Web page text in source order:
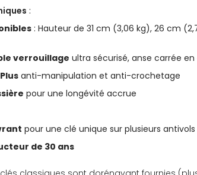
:
: Hauteur de 31 cm (3,06 kg), 26 cm
verrouillage ultra sécurisé, anse carrée
anti-manipulation et anti-crochetage
pour une longévité accrue
pour une clé unique sur plusieurs antivols
de 30 ans